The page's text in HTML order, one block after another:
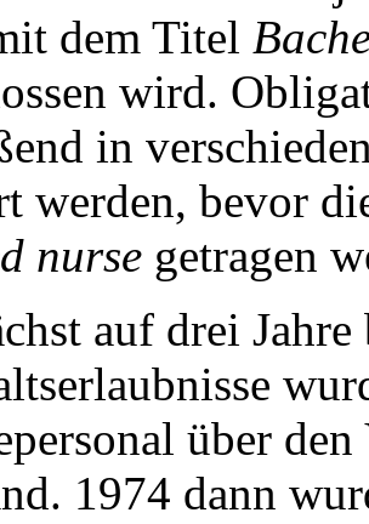
dem Titel
wird.
in
werden, bevor
nurse getragen
auf drei
über
1974 dann